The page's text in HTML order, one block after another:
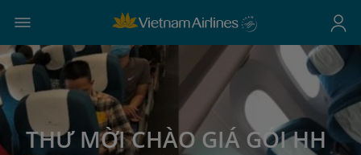
THƯ MỜI CHÀO GIÁ GÓI HH